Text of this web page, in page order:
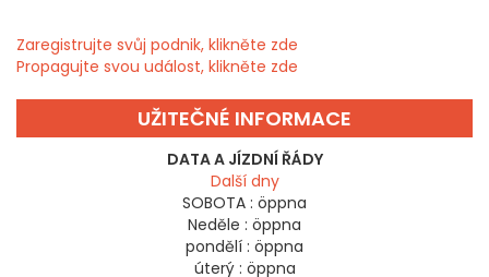
Zaregistrujte svůj podnik, klikněte zde
Propagujte svou událost, klikněte zde
UŽITEČNÉ INFORMACE
DATA A JÍZDNÍ ŘÁDY
Další dny
SOBOTA : öppna
Neděle : öppna
pondělí : öppna
úterý : öppna